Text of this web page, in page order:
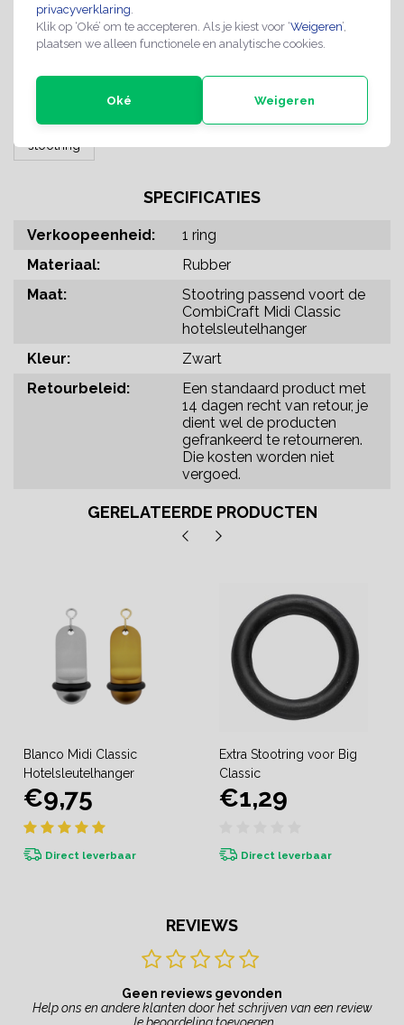
privacyverklaring.
Klik op ‘Oké’ om te accepteren. Als je kiest voor ‘Weigeren’,
plaatsen we alleen functionele en analytische cookies.
Oké Weigeren
Extra rubberen stootringen voor de CombiCraft Midi Classic
Stootringen kunnen gemakkelijk worden vervangen en
beschermt de sleutelhanger en deuren/sloten.
stootring
SPECIFICATIES
Verkoopeenheid:
1 ring
Materiaal:
Rubber
Maat:
Stootring passend voort de
CombiCraft Midi Classic
hotelsleutelhanger
Kleur:
Zwart
Retourbeleid:
Een standaard product met
14 dagen recht van retour, je
dient wel de producten
gefrankeerd te retourneren.
Die kosten worden niet
vergoed.
GERELATEERDE PRODUCTEN
Blanco Midi Classic
Hotelsleutelhanger
€9,75
Direct leverbaar
Extra Stootring voor Big
Classic
€1,29
Direct leverbaar
REVIEWS
Geen reviews gevonden
Help ons en andere klanten door het schrijven van een review